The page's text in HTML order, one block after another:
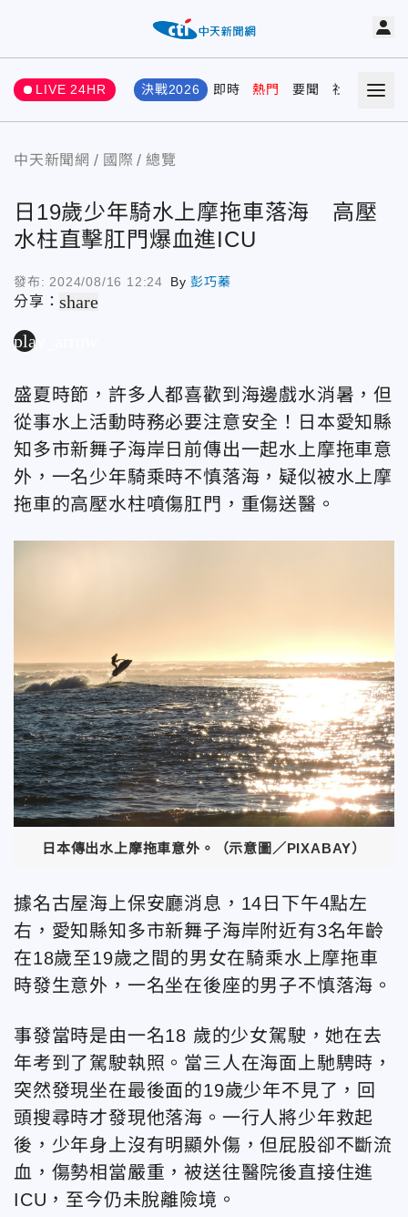
LIVE 24HR 決戰2026 即時 熱門 要聞 社會 娛樂
中天新聞網 國際 總覽
日19歲少年騎水上摩拖車落海 高壓
水柱直擊肛門爆血進ICU
發布: 2024/08/16 12:24 By彭巧蓁
分享：share
play_arrow
盛夏時節，許多人都喜歡到海邊戲水消暑，但
從事水上活動時務必要注意安全！日本愛知縣
知多市新舞子海岸日前傳出一起水上摩拖車意
外，一名少年騎乘時不慎落海，疑似被水上摩
拖車的高壓水柱噴傷肛門，重傷送醫。
日本傳出水上摩拖車意外。（示意圖／PIXABAY）
據名古屋海上保安廳消息，14日下午4點左
右，愛知縣知多市新舞子海岸附近有3名年齡
在18歲至19歲之間的男女在騎乘水上摩拖車
時發生意外，一名坐在後座的男子不慎落海。
事發當時是由一名18 歲的少女駕駛，她在去
年考到了駕駛執照。當三人在海面上馳騁時，
突然發現坐在最後面的19歲少年不見了，回
頭搜尋時才發現他落海。一行人將少年救起
後，少年身上沒有明顯外傷，但屁股卻不斷流
血，傷勢相當嚴重，被送往醫院後直接住進
ICU，至今仍未脫離險境。